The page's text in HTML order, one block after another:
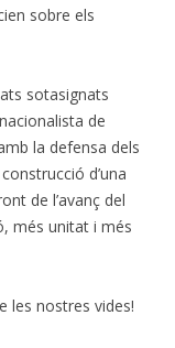
sobre els
sotasignats
de
la defensa dels
d’una
de l’avanç del
més unitat i més
les nostres vides!